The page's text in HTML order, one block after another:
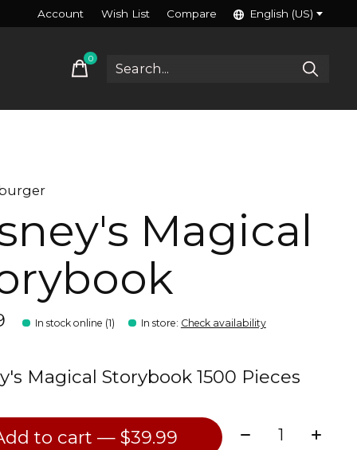
Account Wish List Compare English (US)
0items
Magical
In stock online (1) In store: Check availability
Magical Storybook 1500 Pieces
Add to cart — $39.99 Quantity: